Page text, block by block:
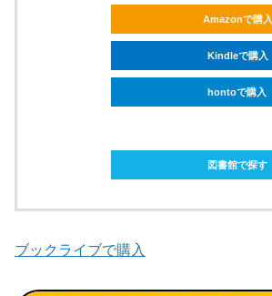
Amazonで購入
Kindleで購入
hontoで購入
図書館で探す
ブックライブで購入